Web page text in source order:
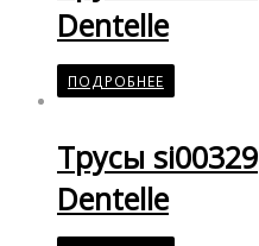
Dentelle
ПОДРОБНЕЕ
Трусы si00329
Dentelle